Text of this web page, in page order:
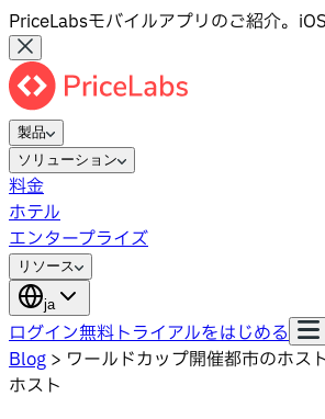
PriceLabsモバイルアプリのご紹介。
製品
ソリューション
料金
ホテル
エンタープライズ
リソース
ja
ログイン無料トライアルをはじめる
Blog > ワールドカップ開催都市のホス
ホスト